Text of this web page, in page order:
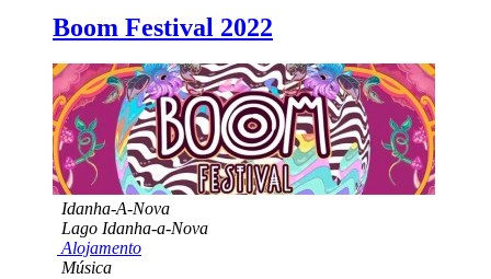
Boom Festival 2022
Idanha-A-Nova
Lago Idanha-a-Nova
Alojamento
Música